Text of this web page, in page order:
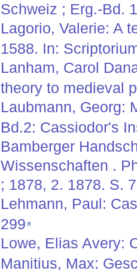
Schweiz ; Erg.-Bd.
Lagorio, Valerie: A
1588. In:
Lanham, Carol
theory to medieval
Laubmann, Georg:
Bd.2: Cassiodor's
Bamberger
Wissenschaften .
; 1878, 2. 1878. S.
Lehmann, Paul:
299
Lowe, Elias Avery:
Manitius, Max: